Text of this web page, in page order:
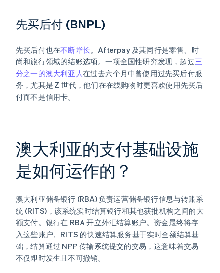
先买后付 (BNPL)
先买后付也在不断增长。Afterpay 及其同行是零售、时
尚和旅行领域的结账选项。一项全国性研究发现，超过三
分之一的澳大利亚人在过去六个月中曾使用过先买后付服
务，尤其是 Z 世代，他们在在线购物时更喜欢使用先买后
付而不是信用卡。
澳大利亚的支付基础设施
是如何运作的？
澳大利亚储备银行 (RBA) 负责运营储备银行信息与转账系
统 (RITS)，该系统实时结算银行和其他获批机构之间的大
额支付。银行在 RBA 开立外汇结算账户。资金最终将存
入这些账户。RITS 的快速结算服务基于实时全额结算基
础，结算通过 NPP 传输系统提交的交易，这意味着交易
不仅即时发生且不可撤销。